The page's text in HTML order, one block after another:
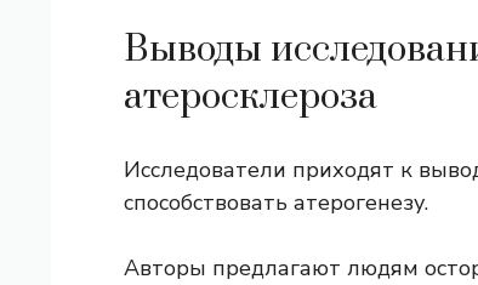
Выводы
атеросклероза
Исследователи приходят к
способствовать атерогенезу.
Авторы предлагают людям